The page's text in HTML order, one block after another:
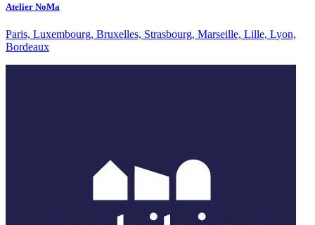
Atelier NoMa
Paris, Luxembourg, Bruxelles, Strasbourg, Marseille, Lille, Lyon,
Bordeaux